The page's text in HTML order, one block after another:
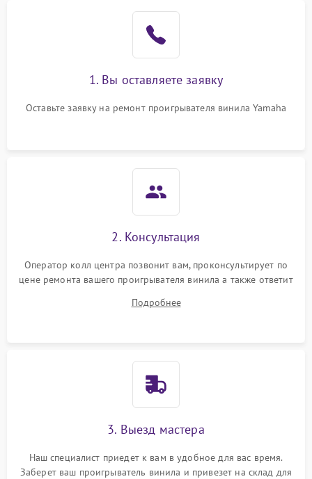
1. Вы оставляете заявку
Оставьте заявку на ремонт проигрывателя винила Yamaha
2. Консультация
Оператор колл центра позвонит вам, проконсультирует по
цене ремонта вашего проигрывателя винила а также ответит
Подробнее
3. Выезд мастера
Наш специалист приедет к вам в удобное для вас время.
Заберет ваш проигрыватель винила и привезет на склад для